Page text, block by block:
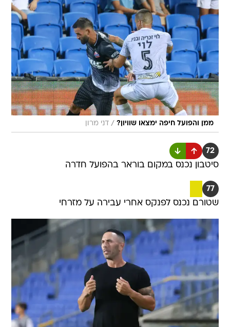
ממן והפועל חיפה ימצאו שוויון? / דני מרון
72
סיטבון נכנס במקום בוראר בהפועל חדרה
77
שטורם נכנס לפנקס אחרי עבירה על מזרחי